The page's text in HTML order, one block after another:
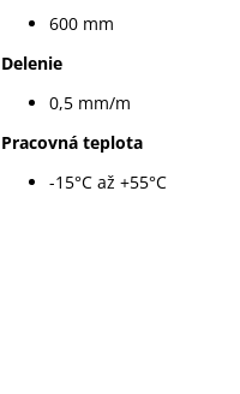
600 mm
Delenie
0,5 mm/m
Pracovná teplota
-15°C až +55°C